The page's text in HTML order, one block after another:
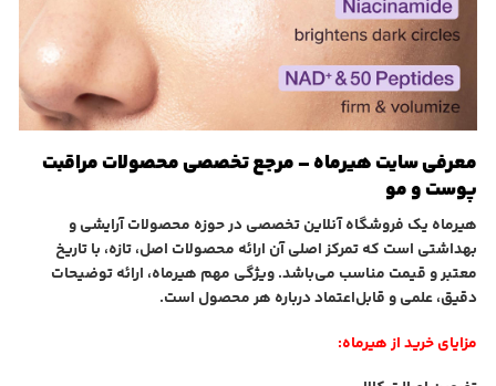
معرفی سایت هیرماه – مرجع تخصصی محصولات مراقبت
پوست و مو
هیرماه یک فروشگاه آنلاین تخصصی در حوزه محصولات آرایشی و
بهداشتی است که تمرکز اصلی آن ارائه محصولات اصل، تازه، با تاریخ
معتبر و قیمت مناسب می‌باشد. ویژگی مهم هیرماه، ارائه توضیحات
دقیق، علمی و قابل‌اعتماد درباره هر محصول است.
مزایای خرید از هیرماه: